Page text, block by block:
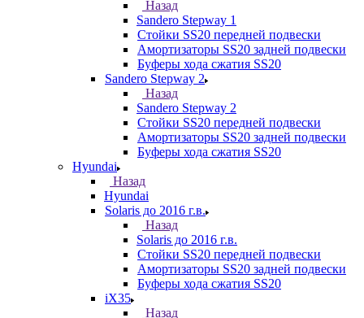
Назад
Sandero Stepway 1
Стойки SS20 передней подвески
Амортизаторы SS20 задней подвески
Буферы хода сжатия SS20
Sandero Stepway 2
Назад
Sandero Stepway 2
Стойки SS20 передней подвески
Амортизаторы SS20 задней подвески
Буферы хода сжатия SS20
Hyundai
Назад
Hyundai
Solaris до 2016 г.в.
Назад
Solaris до 2016 г.в.
Стойки SS20 передней подвески
Амортизаторы SS20 задней подвески
Буферы хода сжатия SS20
iX35
Назад